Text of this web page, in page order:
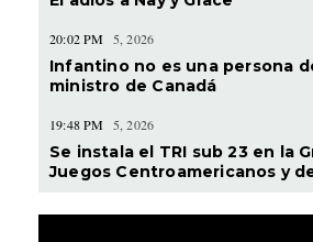
20:02 PM 5, 2026
Infantino no es una persona
ministro de Canadá
19:48 PM 5, 2026
Se instala el TRI sub 23 en la
Juegos Centroamericanos y